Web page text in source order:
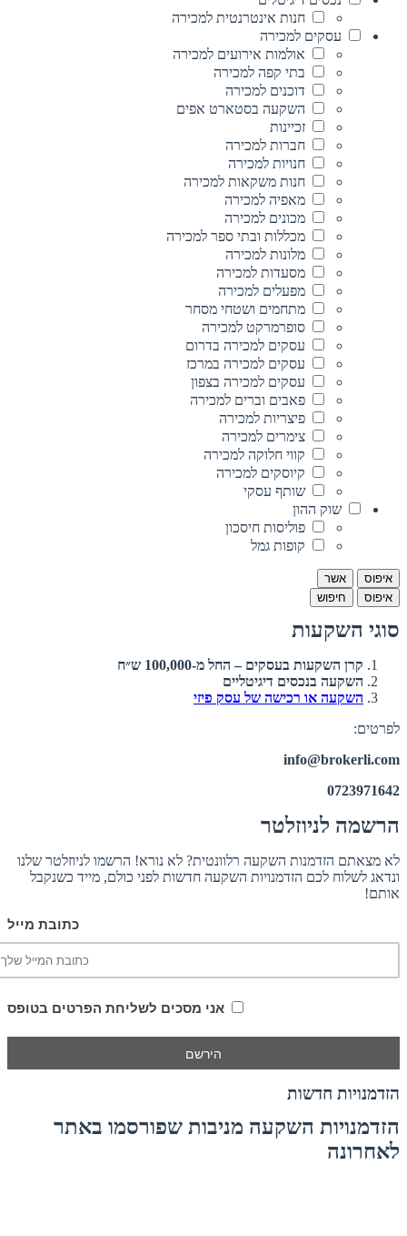
חנות אינטרנטית למכירה
עסקים למכירה
אולמות אירועים למכירה
בתי קפה למכירה
דוכנים למכירה
השקעה בסטארט אפים
זכיינות
חברות למכירה
חנויות למכירה
חנות משקאות למכירה
מאפיה למכירה
מכונים למכירה
מכללות ובתי ספר למכירה
מלונות למכירה
מסעדות למכירה
מפעלים למכירה
מתחמים ושטחי מסחר
סופרמרקט למכירה
עסקים למכירה בדרום
עסקים למכירה במרכז
עסקים למכירה בצפון
פאבים וברים למכירה
פיצריות למכירה
צימרים למכירה
קווי חלוקה למכירה
קיוסקים למכירה
שותף עסקי
שוק ההון
פוליסות חיסכון
קופות גמל
איפוס
אשר
איפוס
חיפוש
סוגי השקעות
קרן השקעות בעסקים – החל מ-100,000 ש״ח
השקעה בנכסים דיגיטליים
השקעה או רכישה של עסק פיזי
לפרטים:
info@brokerli.com
0723971642
הרשמה לניוזלטר
לא מצאתם הזדמנות השקעה רלוונטית? לא נורא! הרשמו לניוזלטר שלנו
ונדאג לשלוח לכם הזדמנויות השקעה חדשות לפני כולם, מייד כשנקבל
אותם!
כתובת מייל
אני מסכים לשליחת הפרטים בטופס
הזדמנויות חדשות
הזדמנויות השקעה מניבות שפורסמו באתר
לאחרונה